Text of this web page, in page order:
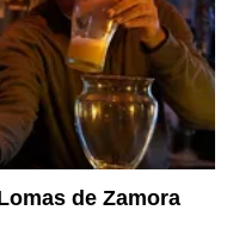
de Zamora